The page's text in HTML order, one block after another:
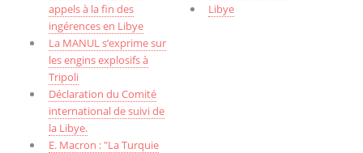
appels à la fin des
ingérences en Libye
La MANUL s’exprime sur
les engins explosifs à
Tripoli
Déclaration du Comité
international de suivi de
la Libye.
E. Macron : "La Turquie
Libye